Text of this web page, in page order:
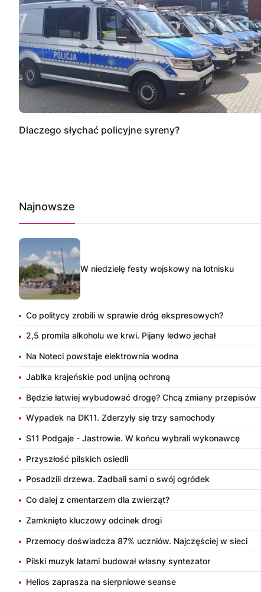
Dlaczego słychać policyjne syreny?
Najnowsze
W niedzielę festy wojskowy na lotnisku
Co politycy zrobili w sprawie dróg ekspresowych?
2,5 promila alkoholu we krwi. Pijany ledwo jechał
Na Noteci powstaje elektrownia wodna
Jabłka krajeńskie pod unijną ochroną
Będzie łatwiej wybudować drogę? Chcą zmiany przepisów
Wypadek na DK11. Zderzyły się trzy samochody
S11 Podgaje - Jastrowie. W końcu wybrali wykonawcę
Przyszłość pilskich osiedli
Posadzili drzewa. Zadbali sami o swój ogródek
Co dalej z cmentarzem dla zwierząt?
Zamknięto kluczowy odcinek drogi
Przemocy doświadcza 87% uczniów. Najczęściej w sieci
Pilski muzyk latami budował własny syntezator
Helios zaprasza na sierpniowe seanse